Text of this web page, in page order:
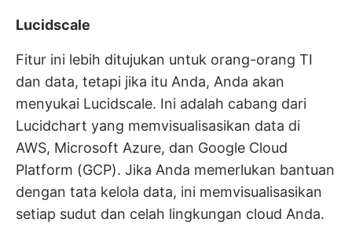
Lucidscale
Fitur ini lebih ditujukan untuk orang-orang TI
dan data, tetapi jika itu Anda, Anda akan
menyukai Lucidscale. Ini adalah cabang dari
Lucidchart yang memvisualisasikan data di
AWS, Microsoft Azure, dan Google Cloud
Platform (GCP). Jika Anda memerlukan bantuan
dengan tata kelola data, ini memvisualisasikan
setiap sudut dan celah lingkungan cloud Anda.